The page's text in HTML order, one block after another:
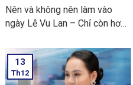
Nên và không nên làm vào
ngày Lễ Vu Lan – Chỉ còn hơn
ngày Vu Lan báo hiếu rồi.
THIÊN SƠN COMPUTER chia
sẻ với bạn về những việc nên
13
Th12